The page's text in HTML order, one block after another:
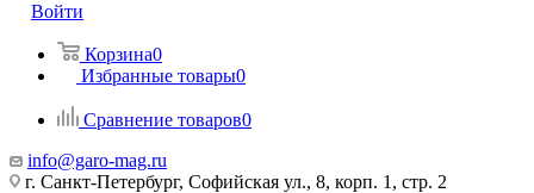
Войти
Корзина0
Избранные товары0
Сравнение товаров0
info@garo-mag.ru
г. Санкт-Петербург, Софийская ул., 8, корп. 1, стр. 2